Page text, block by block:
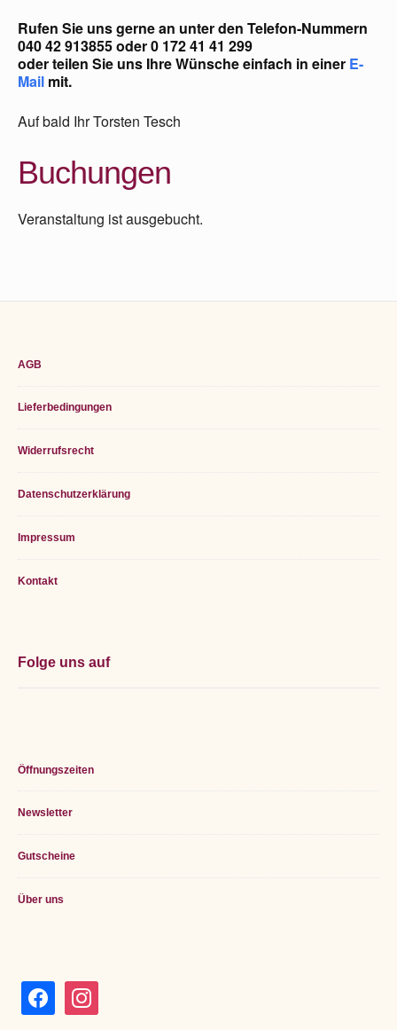
Rufen Sie uns gerne an unter den Telefon-Nummern
040 42 913855oder0 172 41 41 299
oder teilen Sie uns Ihre Wünsche einfach in einer E-
Mail mit.
Auf bald Ihr Torsten Tesch
Buchungen
Veranstaltung ist ausgebucht.
AGB
Lieferbedingungen
Widerrufsrecht
Datenschutzerklärung
Impressum
Kontakt
Öffnungszeiten
Newsletter
Gutscheine
Über uns
Folge uns auf
facebook instagram